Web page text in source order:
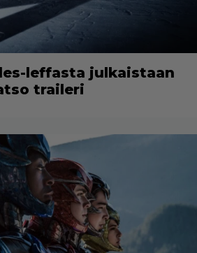
leffasta julkaistaan
traileri